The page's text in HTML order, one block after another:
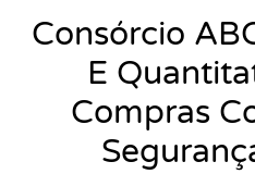
Consórcio
E
Compras